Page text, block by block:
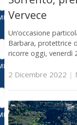
Vervece
Un’occasione
Barbara, protettrice
ricorre oggi, venerdì
2 Dicembre 2022 |